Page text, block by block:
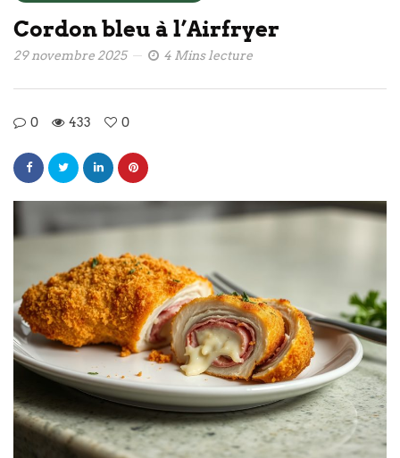
Cordon bleu à l’Airfryer
29 novembre 2025 4 Mins lecture
0 433 0